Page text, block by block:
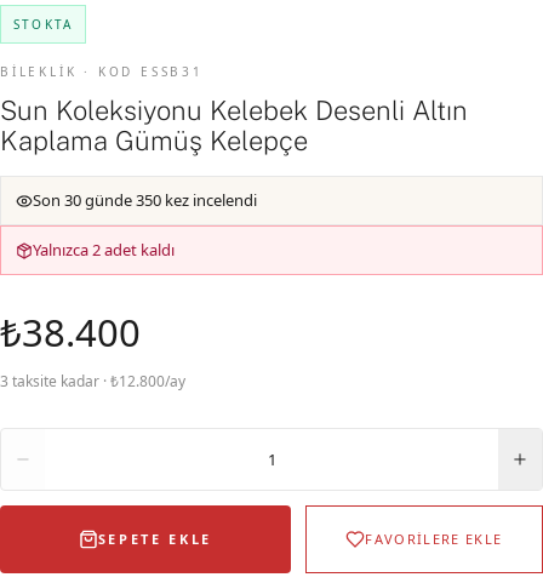
STOKTA
BİLEKLİK · KOD ESSB31
Sun Koleksiyonu Kelebek Desenli Altın
Kaplama Gümüş Kelepçe
Son 30 günde 350 kez incelendi
Yalnızca 2 adet kaldı
₺38.400
3 taksite kadar · ₺12.800/ay
1
SEPETE EKLE FAVORİLERE EKLE